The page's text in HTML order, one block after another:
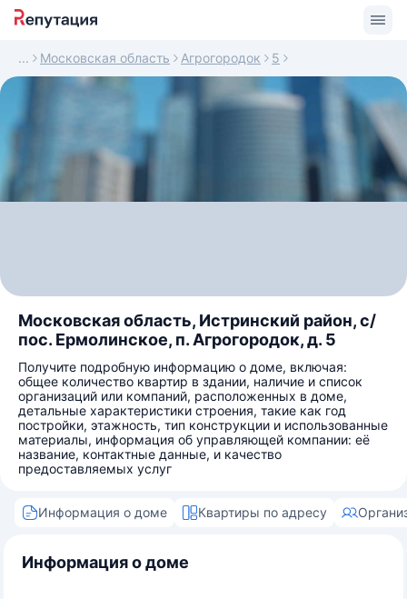
Московская область Агрогородок 5
Московская область, Истринский район, с/
пос. Ермолинское, п. Агрогородок, д. 5
Получите подробную информацию о доме, включая:
общее количество квартир в здании, наличие и список
организаций или компаний, расположенных в доме,
детальные характеристики строения, такие как год
постройки, этажность, тип конструкции и использованные
материалы, информация об управляющей компании: её
название, контактные данные, и качество
предоставляемых услуг
Информация о доме Квартиры по адресу
Информация о доме